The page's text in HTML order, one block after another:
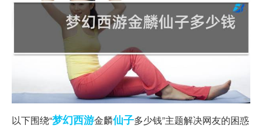
以下围绕“梦幻西游金麟仙子多少钱”主题解决网友的困惑